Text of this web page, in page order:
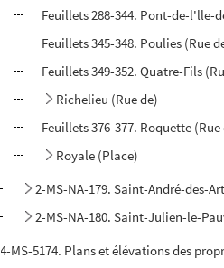
Feuillets 288-344. Pont-de-l'lle-
Feuillets 345-348. Poulies (Rue
Feuillets 349-352. Quatre-Fils
Richelieu (Rue de)
Feuillets 376-377. Roquette
Royale (Place)
2-MS-NA-179. Saint-André-des-
2-MS-NA-180. Saint-Julien-le-
4-MS-5174. Plans et élévations des